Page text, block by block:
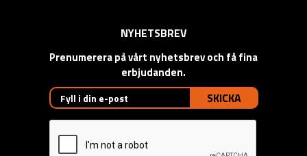
NYHETSBREV
Prenumerera på vårt nyhetsbrev och få fina
erbjudanden.
SKICKA